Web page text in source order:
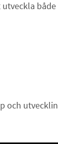
och